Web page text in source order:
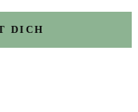
DICH